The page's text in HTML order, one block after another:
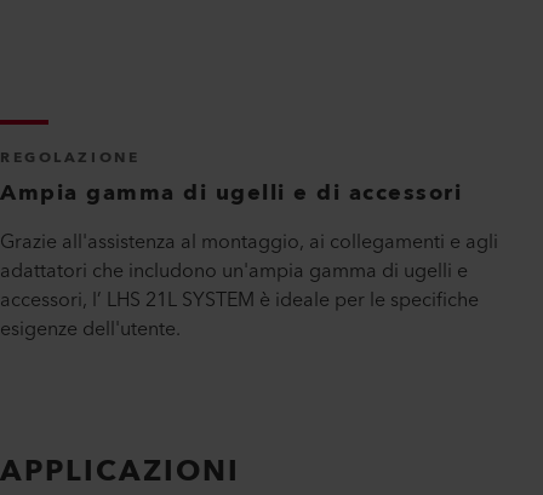
Ampia gamma di ugelli e di accessori